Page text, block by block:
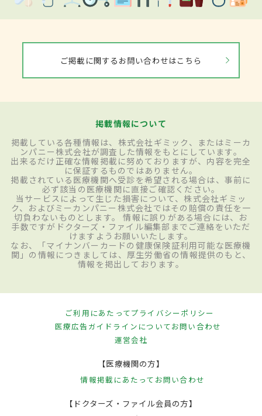
ご掲載に関するお問い合わせはこちら
掲載情報について
掲載している各種情報は、株式会社ギミック、またはミーカ
ンパニー株式会社が調査した情報をもとにしています。
出来るだけ正確な情報掲載に努めておりますが、内容を完全
に保証するものではありません。
掲載されている医療機関へ受診を希望される場合は、事前に
必ず該当の医療機関に直接ご確認ください。
当サービスによって生じた損害について、株式会社ギミッ
ク、およびミーカンパニー株式会社ではその賠償の責任を一
切負わないものとします。 情報に誤りがある場合には、お
手数ですがドクターズ・ファイル編集部までご連絡をいただ
けますようお願いいたします。
なお、「マイナンバーカードの健康保険証利用可能な医療機
関」の情報につきましては、厚生労働省の情報提供のもと、
情報を掲出しております。
ご利用にあたってプライバシーポリシー
医療広告ガイドラインについてお問い合わせ
運営会社
【医療機関の方】
情報掲載にあたって お問い合わせ
【ドクターズ・ファイル会員の方】